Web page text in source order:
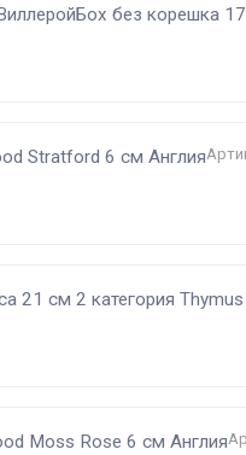
без корешка
Stratford 6 cм Англия
21 см 2 категория
Moss Rose 6 см Англия